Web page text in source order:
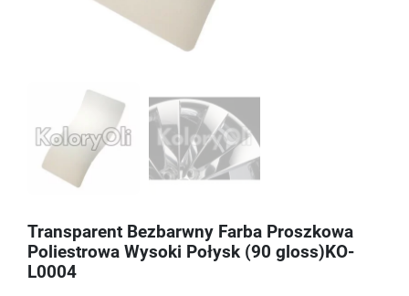
Transparent Bezbarwny Farba Proszkowa
Poliestrowa Wysoki Połysk (90 gloss)KO-
L0004